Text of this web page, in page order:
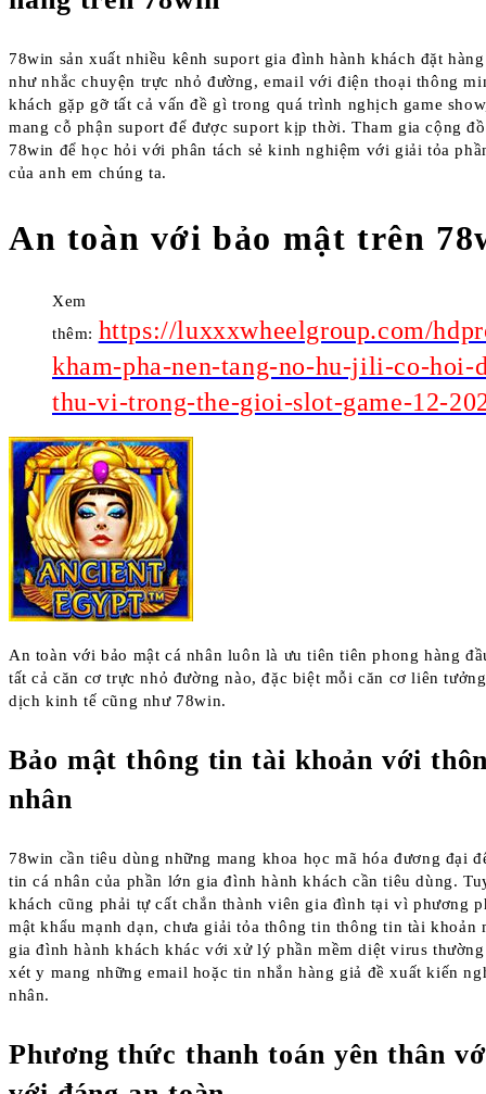
78win sản xuất nhiều kênh suport gia đình hành khách đặt
như nhắc chuyện trực nhỏ đường, email với điện thoại thông
khách gặp gỡ tất cả vấn đề gì trong quá trình nghịch game
mang cỗ phận suport để được suport kịp thời. Tham gia cộng
78win để học hỏi với phân tách sẻ kinh nghiệm với giải tỏa
của anh em chúng ta.
An toàn với bảo mật trên
Xem
thêm: https://luxxxwheelgroup.com/
kham-pha-nen-tang-no-hu-jili-co-hoi-
thu-vi-trong-the-gioi-slot-game-12-
An toàn với bảo mật cá nhân luôn là ưu tiên tiên phong hàng
tất cả căn cơ trực nhỏ đường nào, đặc biệt mỗi căn cơ liên
dịch kinh tế cũng như 78win.
Bảo mật thông tin tài khoản với
nhân
78win cần tiêu dùng những mang khoa học mã hóa đương đại
tin cá nhân của phần lớn gia đình hành khách cần tiêu dùng.
khách cũng phải tự cất chắn thành viên gia đình tại vì phương
mật khẩu mạnh dạn, chưa giải tỏa thông tin thông tin tài khoản
gia đình hành khách khác với xử lý phần mềm diệt virus
xét y mang những email hoặc tin nhắn hàng giả đề xuất kiến
nhân.
Phương thức thanh toán yên thân